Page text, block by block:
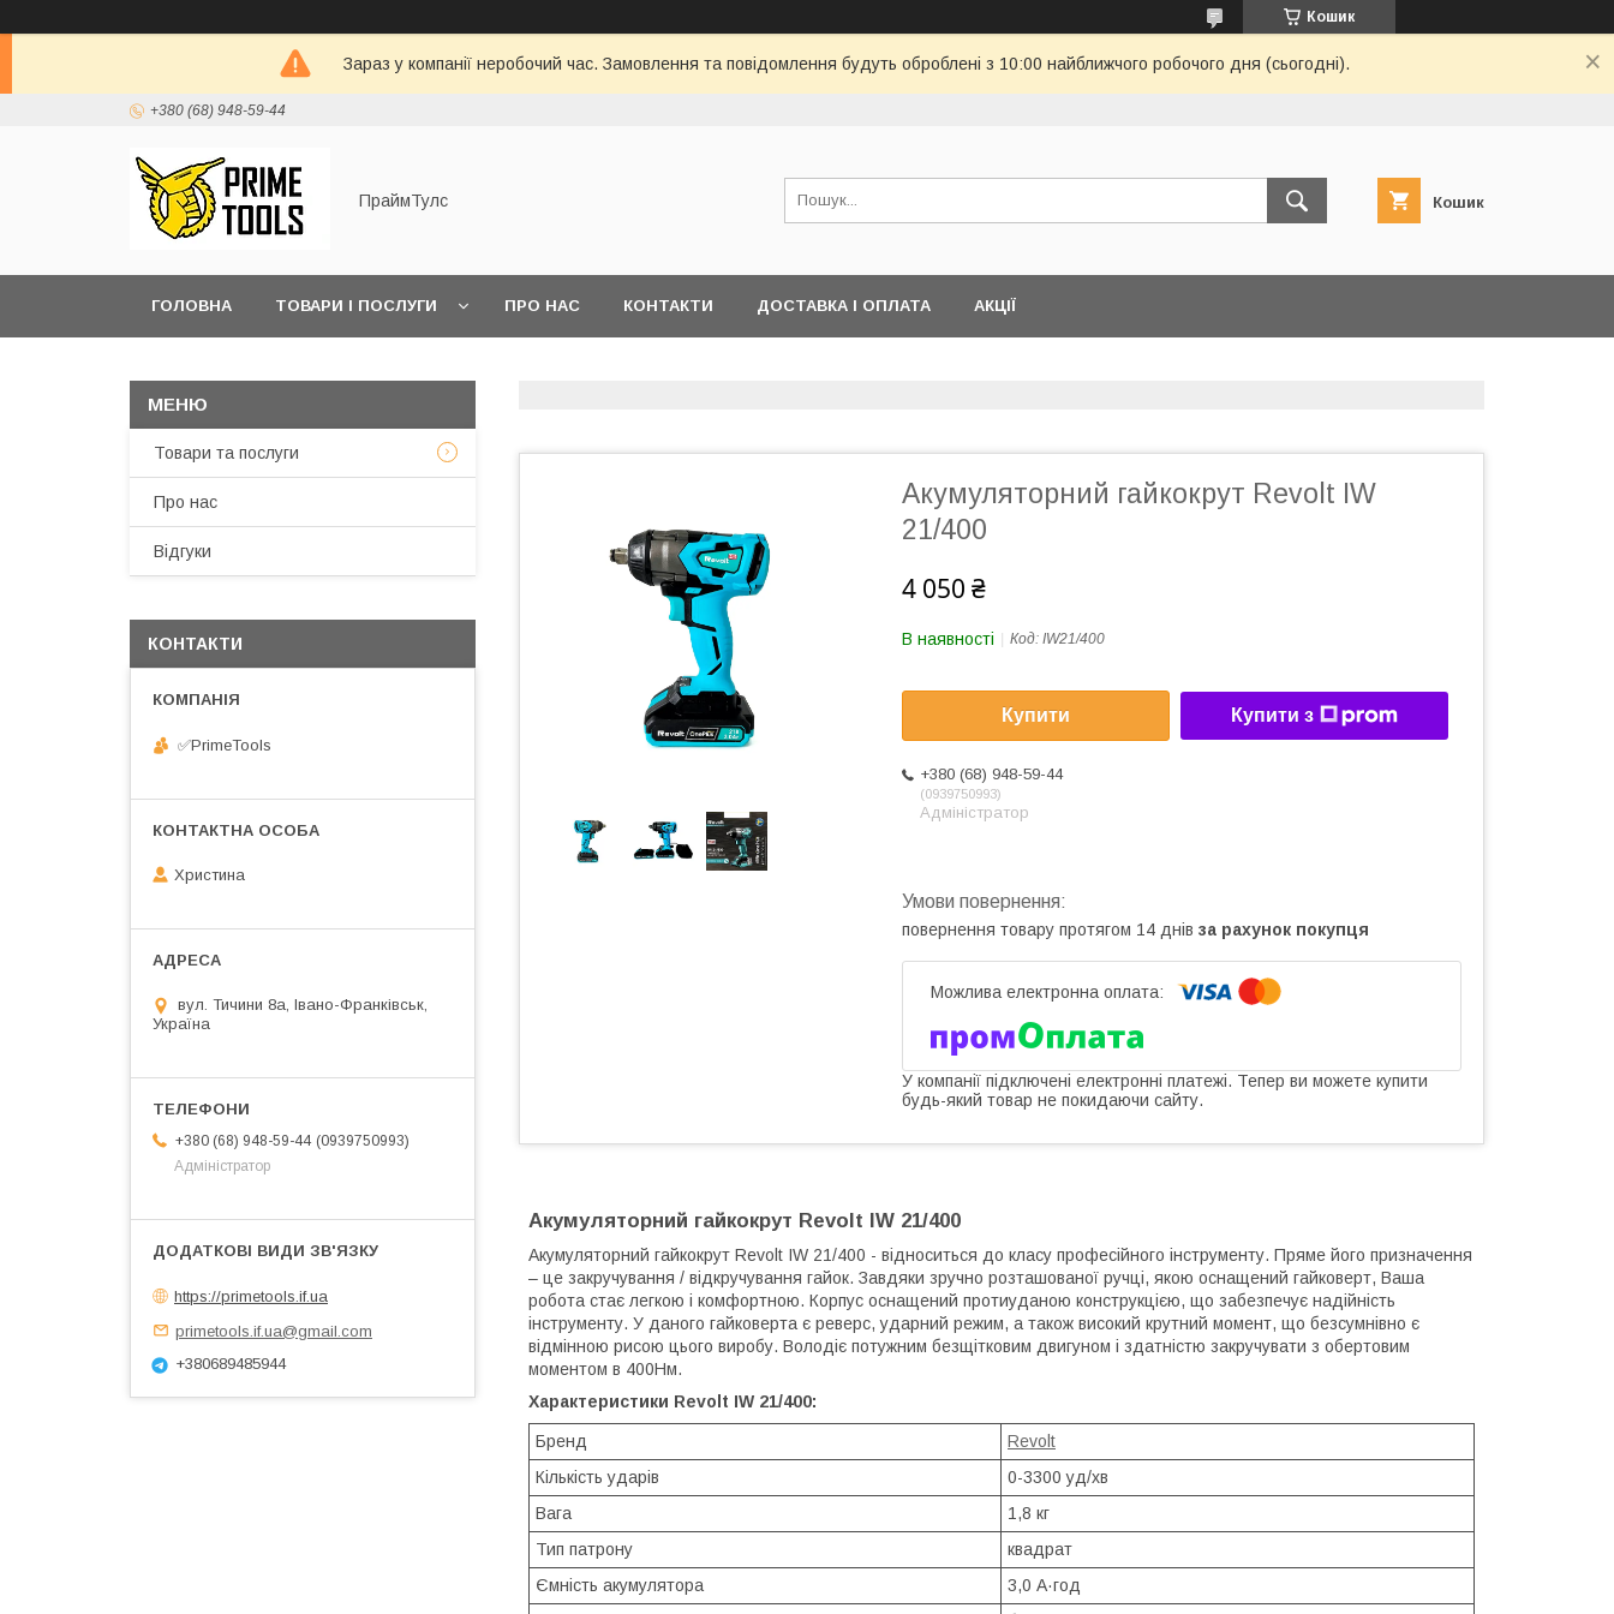
Кошик
Зараз у компанії неробочий час. Замовлення та повідомлення будуть оброблені з 10:00 найближчого робочого дня (сьогодні).
+380 (68) 948-59-44
ПраймТулс Кошик
ГОЛОВНА ТОВАРИ І ПОСЛУГИ ПРО НАС КОНТАКТИ ДОСТАВКА І ОПЛАТА АКЦІЇ
Акумуляторний гайкокрут Revolt IW
21/400
4 050 ₴
В наявності Код: IW21/400
Купити Купити з
+380 (68) 948-59-44
0939750993
Адміністратор
повернення товару протягом 14 днів за рахунок покупця
У компанії підключені електронні платежі. Тепер ви можете купити
будь-який товар не покидаючи сайту.
Акумуляторний гайкокрут Revolt IW 21/400
Акумуляторний гайкокрут Revolt IW 21/400 - відноситься до класу професійного інструменту. Пряме його призначення
– це закручування / відкручування гайок. Завдяки зручно розташованої ручці, якою оснащений гайковерт, Ваша
робота стає легкою і комфортною. Корпус оснащений протиуданою конструкцією, що забезпечує надійність
інструменту. У даного гайковерта є реверс, ударний режим, а також високий крутний момент, що безсумнівно є
відмінною рисою цього виробу. Володіє потужним безщітковим двигуном і здатністю закручувати з обертовим
моментом в 400Нм.
Характеристики Revolt IW 21/400:
Бренд
Revolt
Кількість ударів
0-3300 уд/хв
Вага
1,8 кг
Тип патрону
квадрат
Ємність акумулятора
3,0 А·год
Товари та послуги
Про нас
Відгуки
КОНТАКТИ
✅️PrimeTools
Христина
вул. Тичини 8а, Івано-Франківськ,
Україна
+380 (68) 948-59-44
0939750993
Адміністратор
https://primetools.if.ua
primetools.if.ua@gmail.com
+380689485944